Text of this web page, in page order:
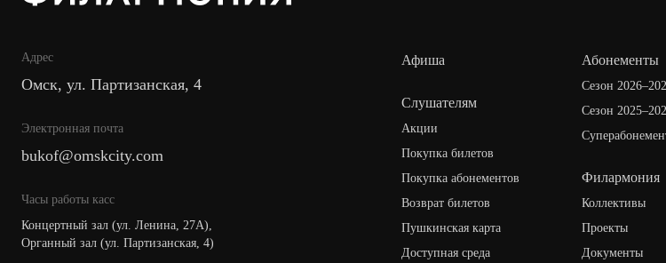
Адрес
Омск, ул. Партизанская, 4
Электронная почта
bukof@omskcity.com
Часы работы касс
Концертный зал (ул. Ленина, 27А),
Органный зал (ул. Партизанская, 4)
Афиша
Слушателям
Акции
Покупка билетов
Покупка абонементов
Возврат билетов
Пушкинская карта
Доступная среда
Абонементы
Сезон
Сезон
Филармония
Коллективы
Проекты
Документы